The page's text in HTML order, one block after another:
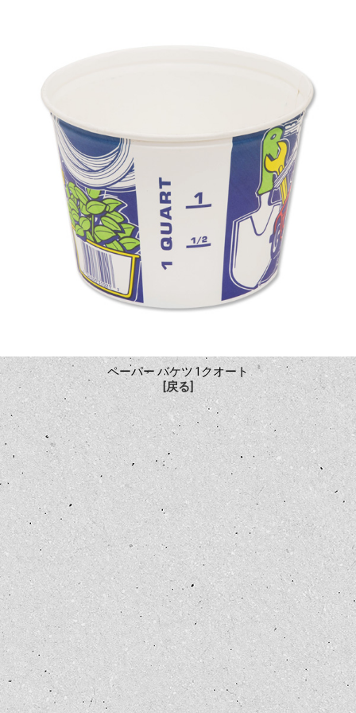
ペーパー バケツ 1クオート
[戻る]